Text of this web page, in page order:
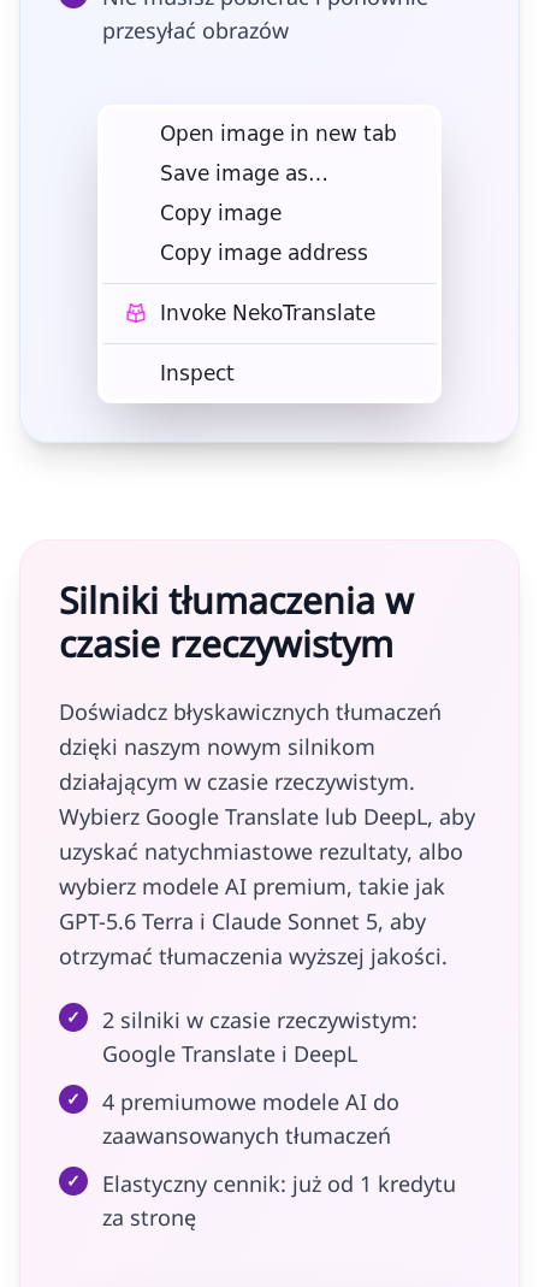
przesyłać obrazów
Silniki tłumaczenia w
czasie rzeczywistym
Doświadcz błyskawicznych tłumaczeń
dzięki naszym nowym silnikom
działającym w czasie rzeczywistym.
Wybierz Google Translate lub DeepL, aby
uzyskać natychmiastowe rezultaty, albo
wybierz modele AI premium, takie jak
GPT-5.6 Terra i Claude Sonnet 5, aby
otrzymać tłumaczenia wyższej jakości.
✓
2 silniki w czasie rzeczywistym:
Google Translate i DeepL
✓
4 premiumowe modele AI do
zaawansowanych tłumaczeń
✓
Elastyczny cennik: już od 1 kredytu
za stronę